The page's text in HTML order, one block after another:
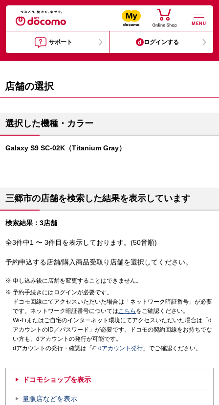
MENU
サポート ログインする
店舗の選択
選択した機種・カラー
Galaxy S9 SC-02K（Titanium Gray）
三郷市の店舗を検索した結果を表示しています
検索結果：3店舗
全3件中1 〜 3件目を表示しております。(50音順)
予約申込する店舗/購入商品受取り店舗を選択してください。
申し込み後に店舗を変更することはできません。
予約手続きにはログインが必要です。
ドコモ回線にてアクセスいただいた場合は「ネットワーク暗証番号」が必要
です。ネットワーク暗証番号についてはこちら をご確認ください。
Wi-Fiまたはご自宅のインターネット環境にてアクセスいただいた場合は「d
アカウントのID／パスワード」が必要です。ドコモの契約回線をお持ちでな
い方も、dアカウントの発行が可能です。
dアカウントの発行・確認は「
dアカウント発行 」でご確認ください。
ドコモショップを表示
量販店などを表示